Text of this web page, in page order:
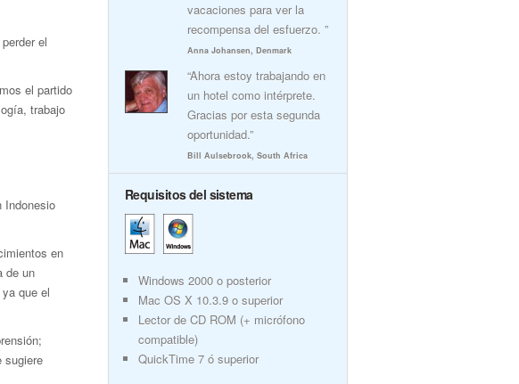
el
el partido
trabajo
Indonesio
en
de un
que el
sugiere
vacaciones para ver la
recompensa del esfuerzo. ”
Anna Johansen, Denmark
“Ahora estoy trabajando en
un hotel como intérprete.
Gracias por esta segunda
oportunidad.”
Bill Aulsebrook, South Africa
Requisitos del sistema
Windows 2000 o posterior
Mac OS X 10.3.9 o superior
Lector de CD ROM (+ micrófono
compatible)
QuickTime 7 ó superior